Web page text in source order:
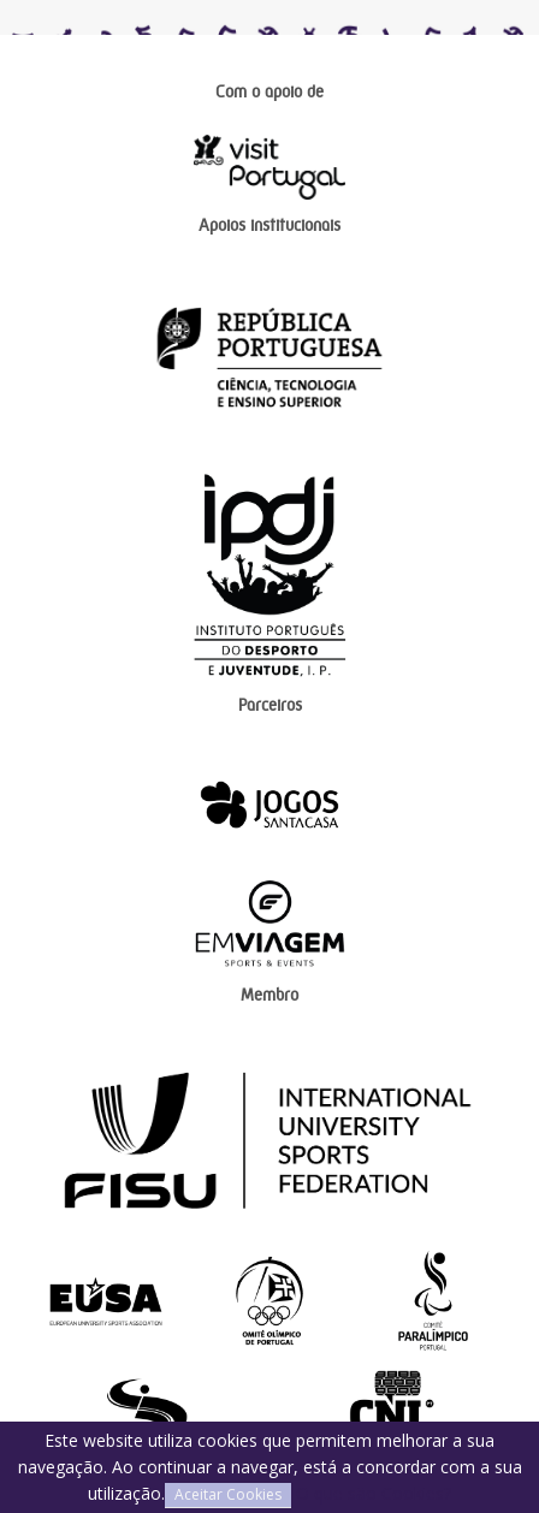
Com o apoio de
Apoios institucionais
Parceiros
Membro
Este website utiliza cookies que permitem melhorar a sua
navegação. Ao continuar a navegar, está a concordar com a sua
utilização. Aceitar Cookies